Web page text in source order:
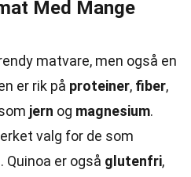
Med Mange
matvare, men også en
er rik på proteiner, fiber,
jern og magnesium.
valg for de som
er også glutenfri,